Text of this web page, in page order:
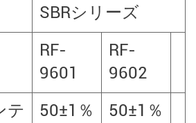
SBRシリーズ
RF-
9601
RF-
9602
テ
50±1％ 50±1％